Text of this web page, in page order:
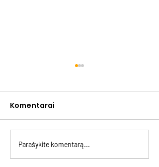
GENLINK: naujas kartų
projektas
Komentarai
Parašykite komentarą...